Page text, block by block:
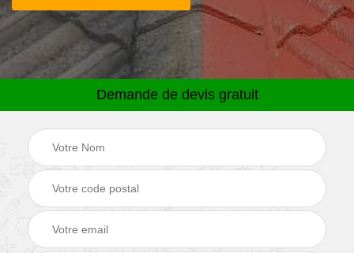
Demande de devis gratuit